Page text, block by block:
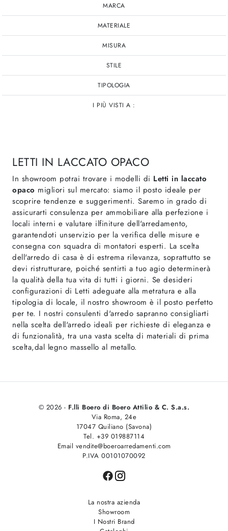
MARCA
MATERIALE
MISURA
STILE
TIPOLOGIA
I PIÙ VISTI A :
LETTI IN LACCATO OPACO
In showroom potrai trovare i modelli di Letti in laccato
opaco migliori sul mercato: siamo il posto ideale per
scoprire tendenze e suggerimenti. Saremo in grado di
assicurarti consulenza per ammobiliare alla perfezione i
locali interni e valutare ilfiniture dell'arredamento,
garantendoti unservizio per la verifica delle misure e
consegna con squadra di montatori esperti. La scelta
dell'arredo di casa è di estrema rilevanza, soprattutto se
devi ristrutturare, poiché sentirti a tuo agio determinerà
la qualità della tua vita di tutti i giorni. Se desideri
configurazioni di Letti adeguate alla metratura e alla
tipologia di locale, il nostro showroom è il posto perfetto
per te. I nostri consulenti d'arredo sapranno consigliarti
nella scelta dell'arredo ideali per richieste di eleganza e
di funzionalità, tra una vasta scelta di materiali di prima
scelta,dal legno massello al metallo.
© 2026 - F.lli Boero di Boero Attilio & C. S.a.s.
Via Roma, 24e
17047 Quiliano (Savona)
Tel. +39 019887114
Email vendite@boeroarredamenti.com
P.IVA 00101070092
La nostra azienda
Showroom
I Nostri Brand